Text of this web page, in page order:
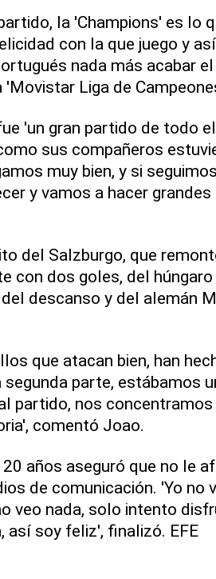
la 'Champions' es lo
con la que juego y
nada más acabar el
Liga de
'un gran partido de todo el
sus compañeros
muy bien, y si
y vamos a hacer grandes
del Salzburgo, que
con dos goles, del húngaro
descanso y del alemán
que atacan bien, han
parte, estábamos
partido, nos
comentó Joao.
años aseguró que no le
de comunicación. 'Yo no
veo nada, solo intento
así soy feliz', finalizó. EFE